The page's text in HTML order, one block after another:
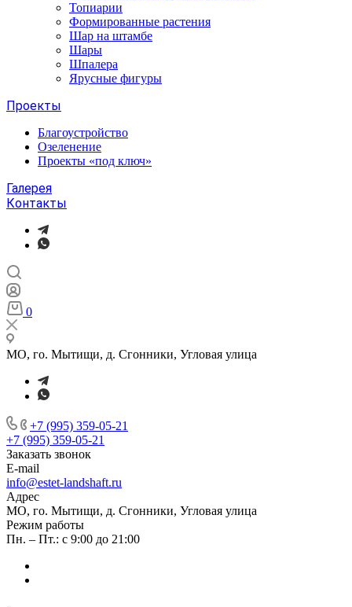
Топиарии
Формированные растения
Шар на штамбе
Шары
Шпалера
Ярусные фигуры
Проекты
Благоустройство
Озеленение
Проекты «под ключ»
Галерея
Контакты
0
МО, го. Мытищи, д. Сгонники, Угловая улица
+7 (995) 359-05-21
+7 (995) 359-05-21
Заказать звонок
E-mail
info@estet-landshaft.ru
Адрес
МО, го. Мытищи, д. Сгонники, Угловая улица
Режим работы
Пн. – Пт.: с 9:00 до 21:00